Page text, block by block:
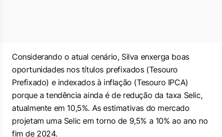
Considerando o atual cenário, Silva enxerga boas
oportunidades nos títulos prefixados (Tesouro
Prefixado) e indexados à inflação (Tesouro IPCA)
porque a tendência ainda é de redução da taxa Selic,
atualmente em 10,5%. As estimativas do mercado
projetam uma Selic em torno de 9,5% a 10% ao ano no
fim de 2024.